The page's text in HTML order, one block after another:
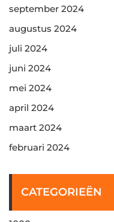
september 2024
augustus 2024
juli 2024
juni 2024
mei 2024
april 2024
maart 2024
februari 2024
CATEGORIEËN